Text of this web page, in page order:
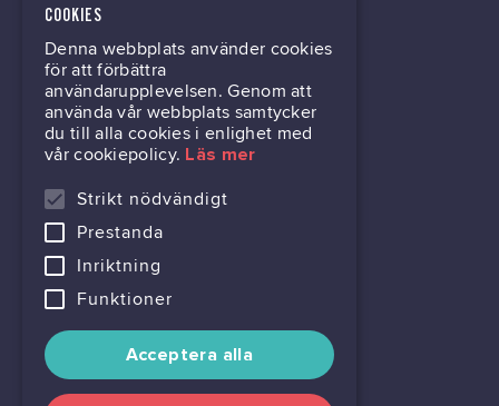
kontor@gil.se
031-63 64 80
Mölndalsvägen 30B
Box 24061
400 22 Göteborg
716444-6762
COOKIES
Denna webbplats använder cookies
för att förbättra
användarupplevelsen. Genom att
använda vår webbplats samtycker
du till alla cookies i enlighet med
vår cookiepolicy. Läs mer
Strikt nödvändigt
Prestanda
Inriktning
Funktioner
Acceptera alla